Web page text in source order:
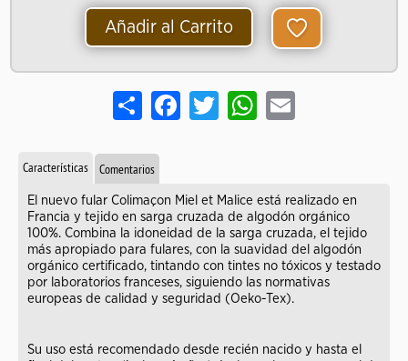
Añadir al Carrito
Share FacebookTwitterWhatsApp
Email
Características Comentarios
El nuevo fular Colimaçon Miel et Malice está realizado en
Francia y tejido en sarga cruzada de algodón orgánico
100%. Combina la idoneidad de la sarga cruzada, el tejido
más apropiado para fulares, con la suavidad del algodón
orgánico certificado, tintando con tintes no tóxicos y testado
por laboratorios franceses, siguiendo las normativas
europeas de calidad y seguridad (Oeko-Tex).
Su uso está recomendado desde recién nacido y hasta el